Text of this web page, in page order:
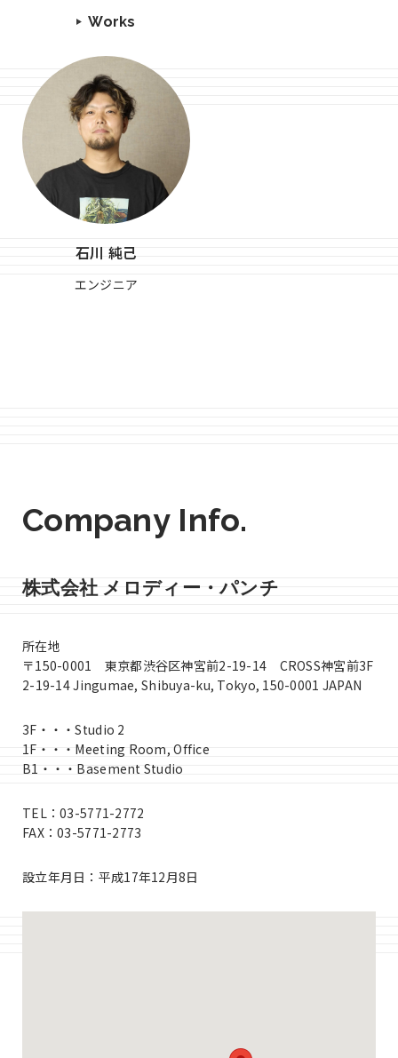
Works
石川 純己
エンジニア
Company Info.
株式会社 メロディー・パンチ
所在地
〒150-0001 東京都渋谷区神宮前2-19-14 CROSS神宮前3F
2-19-14 Jingumae, Shibuya-ku, Tokyo, 150-0001 JAPAN
3F・・・Studio 2
1F・・・Meeting Room, Office
B1・・・Basement Studio
TEL：03-5771-2772
FAX：03-5771-2773
設立年月日：平成17年12月8日